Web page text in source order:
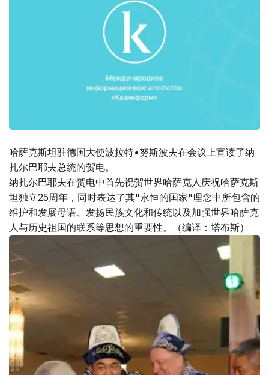
哈萨克斯坦驻德国大使波拉特•努斯波夫在会议上宣读了纳
扎尔巴耶夫总统的贺电。
纳扎尔巴耶夫在贺电中首先祝贺世界哈萨克人庆祝哈萨克斯
坦独立25周年，同时表达了其"永恒的国家"理念中所包含的
维护和发展母语、发扬民族文化和传统以及加强世界哈萨克
人与历史祖国的联系等思想的重要性。（编译：塔布斯）